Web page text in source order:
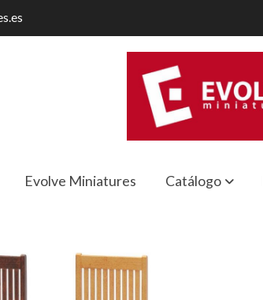
Evolve Miniatures Catálogo